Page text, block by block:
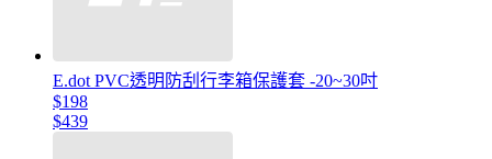
E.dot PVC透明防刮行李箱保護套 -20~30吋
$198
$439